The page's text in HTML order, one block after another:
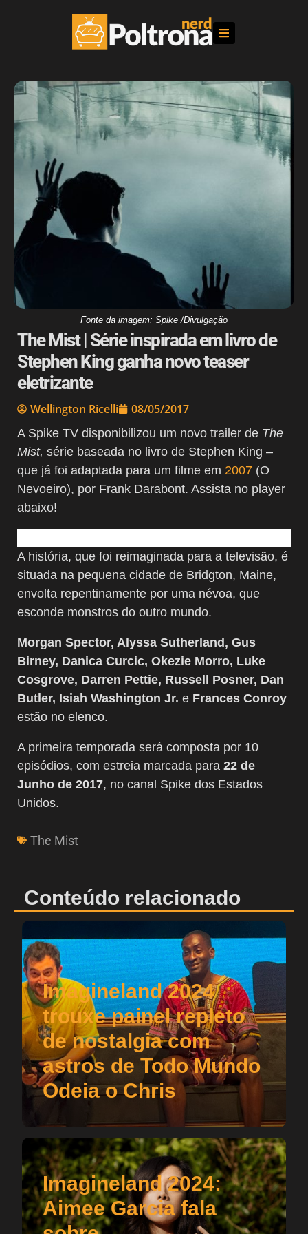
Fonte da imagem: Spike /Divulgação
The Mist | Série inspirada em livro de
Stephen King ganha novo teaser
eletrizante
Wellington Ricelli 08/05/2017
A Spike TV disponibilizou um novo trailer de The
Mist, série baseada no livro de Stephen King –
que já foi adaptada para um filme em 2007 (O
Nevoeiro), por Frank Darabont. Assista no player
abaixo!
A história, que foi reimaginada para a televisão, é
situada na pequena cidade de Bridgton, Maine,
envolta repentinamente por uma névoa, que
esconde monstros do outro mundo.
Morgan Spector, Alyssa Sutherland, Gus
Birney, Danica Curcic, Okezie Morro, Luke
Cosgrove, Darren Pettie, Russell Posner, Dan
Butler, Isiah Washington Jr. e Frances Conroy
estão no elenco.
A primeira temporada será composta por 10
episódios, com estreia marcada para 22 de
Junho de 2017, no canal Spike dos Estados
Unidos.
The Mist
Conteúdo relacionado
Imagineland 2024
trouxe painel repleto
de nostalgia com
astros de Todo Mundo
Odeia o Chris
Imagineland 2024:
Aimee Garcia fala